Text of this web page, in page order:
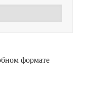
формате